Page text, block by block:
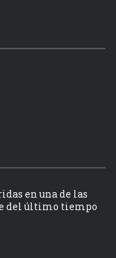
en una de las
del último tiempo